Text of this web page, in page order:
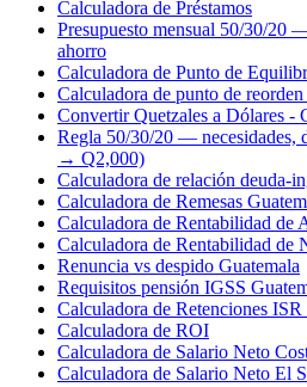
Calculadora de Préstamos
Presupuesto mensual 50/30/20
ahorro
Calculadora de Punto de
Calculadora de punto de
Convertir Quetzales a Dólares -
Regla 50/30/20 — necesidades,
→ Q2,000)
Calculadora de relación deuda-
Calculadora de Remesas
Calculadora de Rentabilidad de
Calculadora de Rentabilidad de
Renuncia vs despido Guatemala
Requisitos pensión IGSS
Calculadora de Retenciones
Calculadora de ROI
Calculadora de Salario Neto
Calculadora de Salario Neto El